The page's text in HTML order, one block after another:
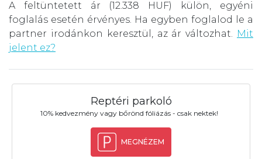
A feltüntetett ár (12.338 HUF) külön, egyéni
foglalás esetén érvényes. Ha egyben foglalod le a
partner irodánkon keresztül, az ár változhat. Mit
jelent ez?
Reptéri parkoló
10% kedvezmény vagy bőrönd fóliázás - csak nektek!
MEGNÉZEM